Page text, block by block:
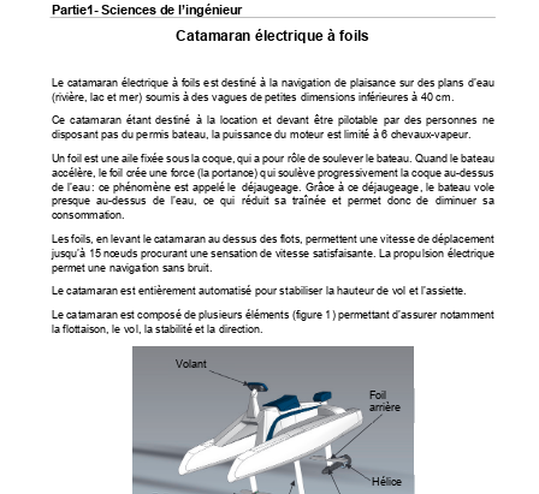
Partie1- Sciences de l’ingénieur
Catamaran électrique à foils
Le catamaran électrique à foils est destiné à la navigation de plaisance sur des plans d’eau
(rivière, lac et mer) soumis à des vagues de petites dimensions inférieures à 40 cm.
Ce  catamaran  étant  destiné  à  la  location  et devant  être  pilotable par  des  personnes  ne
disposant pas du permis bateau, la puissance du moteur est limité à 6 chevaux-vapeur.
Un foil est une aile fixée sous la coque, qui a pour rôle de soulever le bateau. Quand le bateau
accélère, le foil crée une force (la portance) qui soulève progressivement la coque au-dessus
de l’eau: ce phénomène est appelé le déjaugeage. Grâce à ce déjaugeage, le bateau vole
presque  au-dessus  de  l’eau,  ce  qui  réduit sa  traînée  et  permet  donc  de  diminuer  sa
consommation.
Les foils, en levant le catamaran au dessus des flots, permettent une vitesse de déplacement
jusqu’à 15 nœuds procurant une sensation de vitesse satisfaisante. La propulsion électrique
permet une navigation sans bruit.
Le catamaran est entièrement automatisé pour stabiliser la hauteur de vol et l’assiette.
Le catamaran est composé de plusieurs éléments (figure 1) permettant d’assurer notamment
la flottaison, le vol, la stabilité et la direction.
Hélice
Foil
arrière
Volant